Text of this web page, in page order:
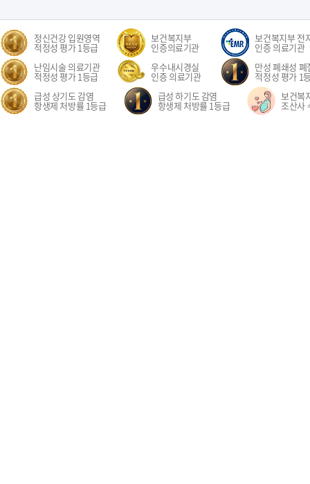
정신건강 입원영역
적정성 평가 1등급
보건복지부
인증의료기관
보건복지부 전
인증 의료기관
난임시술 의료기관
적정성 평가 1등급
우수내시경실
인증 의료기관
만성 폐쇄성
적정성 평가 1
급성 상기도 감염
항생제 처방률 1등급
급성 하기도 감염
항생제 처방률 1등급
보건복
조산사